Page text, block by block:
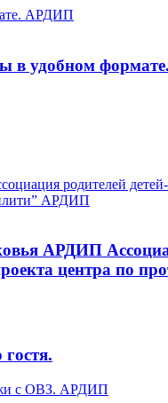
в удобном формате.
АРДИП
центра по